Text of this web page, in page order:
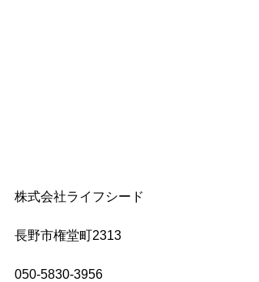
株式会社ライフシード
長野市権堂町2313
050-5830-3956